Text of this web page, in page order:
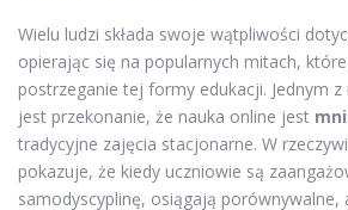
Wielu ludzi składa swoje wątpliwości
opierając się na popularnych mitach,
postrzeganie tej formy edukacji. Jednym
jest przekonanie, że nauka online jest
tradycyjne zajęcia stacjonarne. W
pokazuje, że kiedy uczniowie są
samodyscyplinę, osiągają porównywalne,